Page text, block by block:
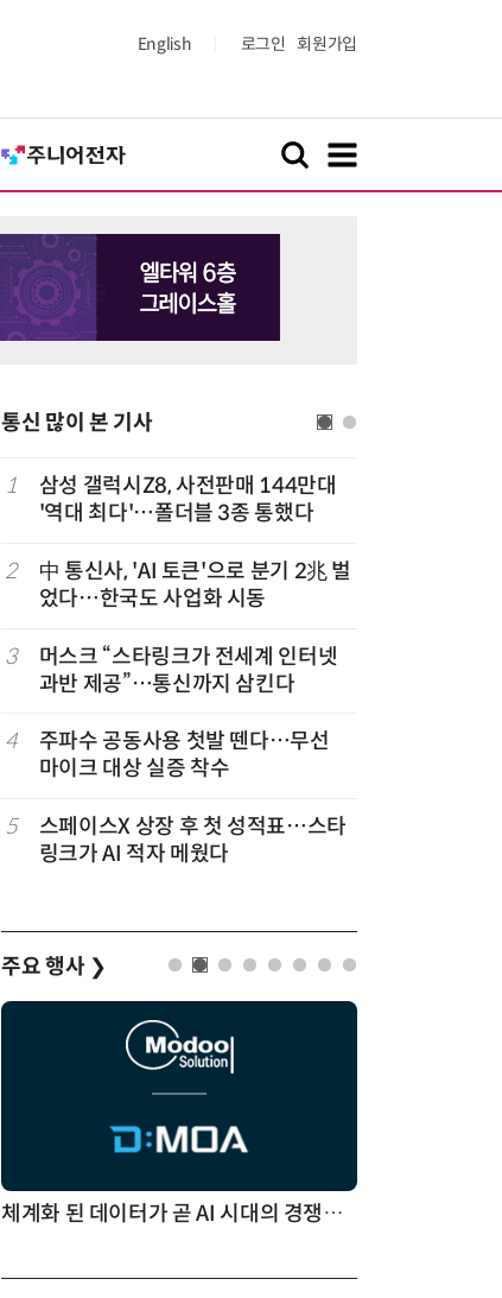
English 로그인 회원가입
통신 많이 본 기사
1
삼성 갤럭시Z8, 사전판매 144만대
'역대 최다'…폴더블 3종 통했다
2
中 통신사, 'AI 토큰'으로 분기 2兆 벌
었다…한국도 사업화 시동
3
머스크 “스타링크가 전세계 인터넷
과반 제공”…통신까지 삼킨다
4
주파수 공동사용 첫발 뗀다…무선
마이크 대상 실증 착수
5
스페이스X 상장 후 첫 성적표…스타
링크가 AI 적자 메웠다
주요 행사 ❯
체계화 된 데이터가 곧 AI 시대의 경쟁력이다